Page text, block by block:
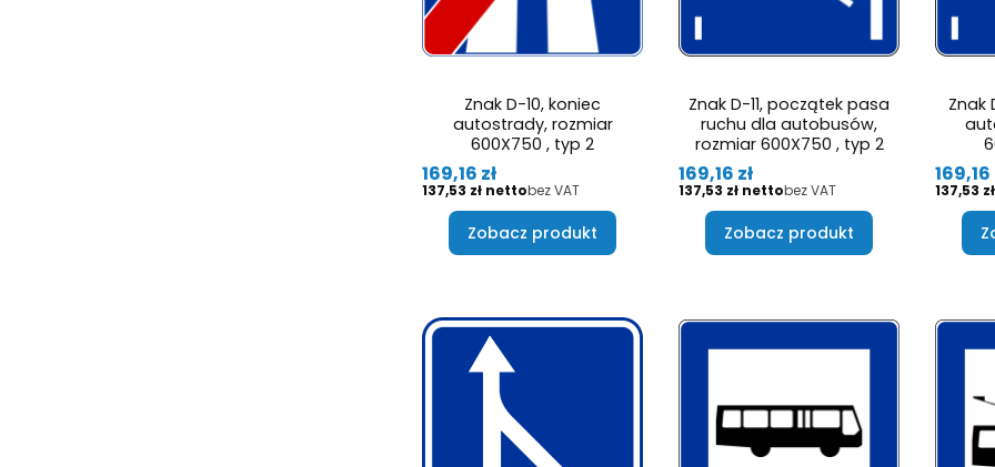
Znak D-10, koniec
autostrady, rozmiar
600X750 , typ 2
Cena
169,16 zł
Cena
137,53 zł bez VAT
Zobacz produkt
Znak D-11, początek pasa
ruchu dla autobusów,
rozmiar 600X750 , typ 2
Cena
169,16 zł
Cena
137,53 zł bez VAT
Zobacz produkt
Znak
Cena
169,16
Cena
137,53 zł